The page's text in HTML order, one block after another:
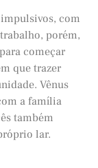
com
porém,
começar
que trazer
Vênus
a família
também
lar.